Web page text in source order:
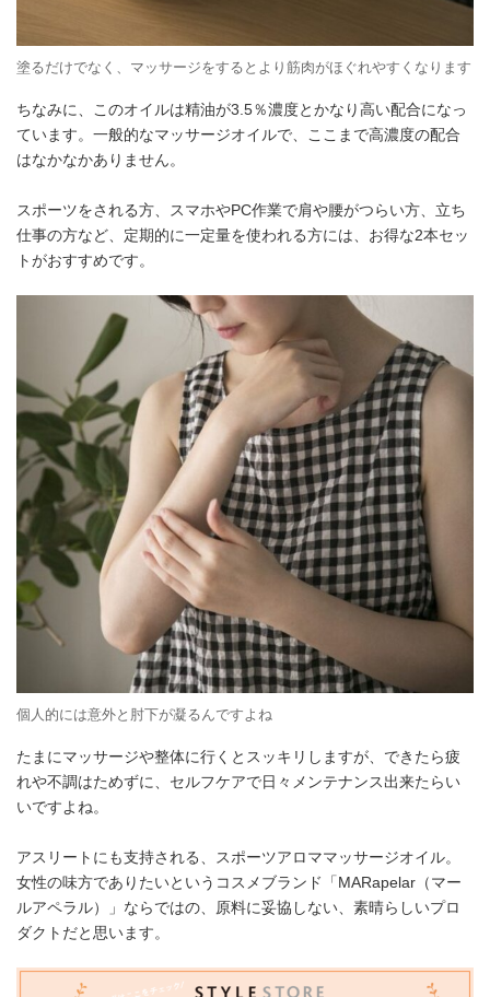
塗るだけでなく、マッサージをするとより筋肉がほぐれやすくなります
ちなみに、このオイルは精油が3.5％濃度とかなり高い配合になっ
ています。一般的なマッサージオイルで、ここまで高濃度の配合
はなかなかありません。
スポーツをされる方、スマホやPC作業で肩や腰がつらい方、立ち
仕事の方など、定期的に一定量を使われる方には、お得な2本セッ
トがおすすめです。
個人的には意外と肘下が凝るんですよね
たまにマッサージや整体に行くとスッキリしますが、できたら疲
れや不調はためずに、セルフケアで日々メンテナンス出来たらい
いですよね。
アスリートにも支持される、スポーツアロママッサージオイル。
女性の味方でありたいというコスメブランド「MARapelar（マー
ルアペラル）」ならではの、原料に妥協しない、素晴らしいプロ
ダクトだと思います。